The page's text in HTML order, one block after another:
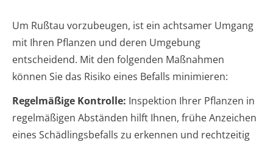
Um Rußtau vorzubeugen, ist ein achtsamer Umgang
mit Ihren Pflanzen und deren Umgebung
entscheidend. Mit den folgenden Maßnahmen
können Sie das Risiko eines Befalls minimieren:
Regelmäßige Kontrolle: Inspektion Ihrer Pflanzen in
regelmäßigen Abständen hilft Ihnen, frühe Anzeichen
eines Schädlingsbefalls zu erkennen und rechtzeitig